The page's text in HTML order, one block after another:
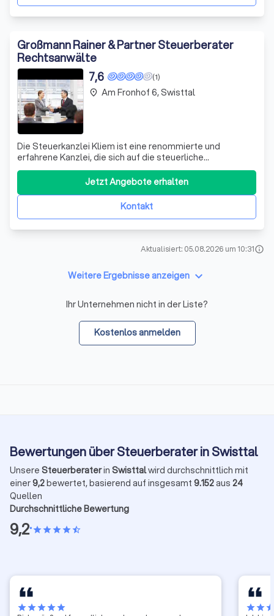
Großmann Rainer & Partner Steuerberater
Rechtsanwälte
(1)
7,6
Die Steuerkanzlei Kliem ist eine renommierte und
erfahrene Kanzlei, die sich auf die steuerliche
Gestaltungsberatung spezialisiert hat. Mit über 30 Jahren
Erfahrung im Bereich der Steuerberatung, bieten wir
unseren Mandanten eine umfassende und individuelle
Beratung. Unser Team aus engagierten und l
Kontakt
Jetzt Angebote erhalten
place Am Fronhof 6, Swisttal
Aktualisiert: 05.08.2026 um 10:31info
Weitere Ergebnisse anzeigen keyboard_arrow_down
Ihr Unternehmen nicht in der Liste?
Kostenlos anmelden
Bewertungen über Steuerberater in Swisttal
Unsere Steuerberaterin Swisttalwird durchschnittlich mit
einer9,2bewertet, basierend auf insgesamt 9.152aus 24
Quellen
Durchschnittliche Bewertung
9,2•starstarstarstarstar_half
starstarstarstarstar starstar